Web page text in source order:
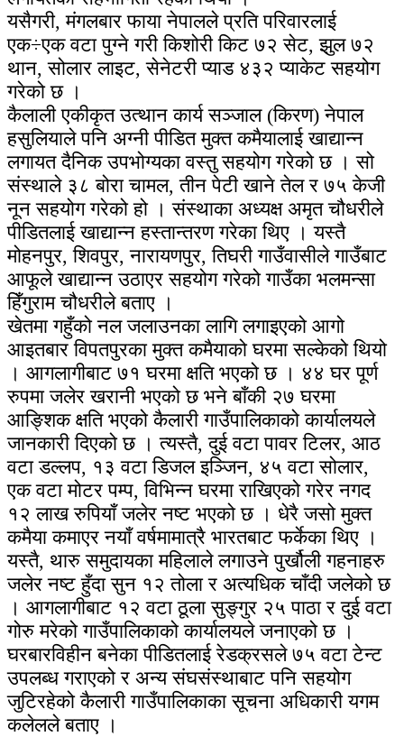
यसैगरी, मंगलबार फाया नेपालले प्रति परिवारलाई
एक÷एक वटा पुग्ने गरी किशोरी किट ७२ सेट, झुल ७२
थान, सोलार लाइट, सेनेटरी प्याड ४३२ प्याकेट सहयोग
गरेको छ ।
कैलाली एकीकृत उत्थान कार्य सञ्जाल (किरण) नेपाल
हसुलियाले पनि अग्नी पीडित मुक्त कमैयालाई खाद्यान्न
लगायत दैनिक उपभोग्यका वस्तु सहयोग गरेको छ । सो
संस्थाले ३८ बोरा चामल, तीन पेटी खाने तेल र ७५ केजी
नून सहयोग गरेको हो । संस्थाका अध्यक्ष अमृत चौधरीले
पीडितलाई खाद्यान्न हस्तान्तरण गरेका थिए । यस्तै
मोहनपुर, शिवपुर, नारायणपुर, तिघरी गाउँवासीले गाउँबाट
आफूले खाद्यान्न उठाएर सहयोग गरेको गाउँका भलमन्सा
हिँगुराम चौधरीले बताए ।
खेतमा गहुँको नल जलाउनका लागि लगाइएको आगो
आइतबार विपतपुरका मुक्त कमैयाको घरमा सल्केको थियो
। आगलागीबाट ७१ घरमा क्षति भएको छ । ४४ घर पूर्ण
रुपमा जलेर खरानी भएको छ भने बाँकी २७ घरमा
आङ्शिक क्षति भएको कैलारी गाउँपालिकाको कार्यालयले
जानकारी दिएको छ । त्यस्तै, दुई वटा पावर टिलर, आठ
वटा डल्लप, १३ वटा डिजल इञ्जिन, ४५ वटा सोलार,
एक वटा मोटर पम्प, विभिन्न घरमा राखिएको गरेर नगद
१२ लाख रुपियाँ जलेर नष्ट भएको छ । धेरै जसो मुक्त
कमैया कमाएर नयाँ वर्षमामात्रै भारतबाट फर्केका थिए ।
यस्तै, थारु समुदायका महिलाले लगाउने पुर्खौली गहनाहरु
जलेर नष्ट हुँदा सुन १२ तोला र अत्यधिक चाँदी जलेको छ
। आगलागीबाट १२ वटा ठूला सुङ्गुर २५ पाठा र दुई वटा
गोरु मरेको गाउँपालिकाको कार्यालयले जनाएको छ ।
घरबारविहीन बनेका पीडितलाई रेडक्रसले ७५ वटा टेन्ट
उपलब्ध गराएको र अन्य संघसंस्थाबाट पनि सहयोग
जुटिरहेको कैलारी गाउँपालिकाका सूचना अधिकारी यगम
कलेलले बताए ।